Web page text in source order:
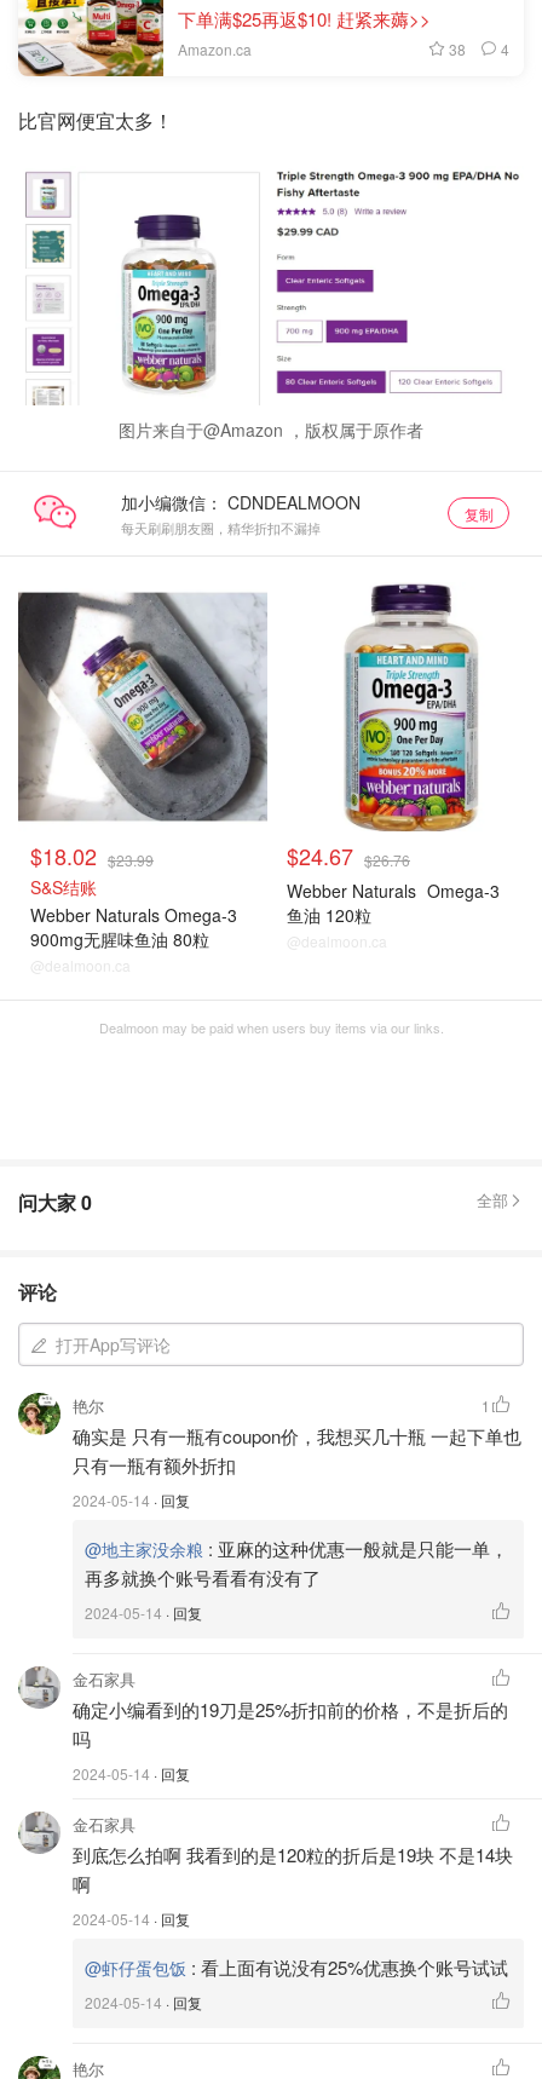
下单满$25再返$10! 赶紧来薅>>
Amazon.ca 38 4
比官网便宜太多！
图片来自于@Amazon ，版权属于原作者
加小编微信：
每天刷刷朋友圈，精华折扣不漏掉
复制
$18.02 $23.99
S&S结账
Webber Naturals Omega-3
900mg无腥味鱼油 80粒
@dealmoon.ca
$24.67 $26.76
Webber Naturals Omega-3
鱼油 120粒
@dealmoon.ca
Dealmoon may be paid when users buy items via our links.
问大家0 全部
评论
打开App写评论
艳尔
确实是 只有一瓶有coupon价，我想买几十瓶 一起下单也
只有一瓶有额外折扣
2024-05-14 · 回复
1
@地主家没余粮 : 亚麻的这种优惠一般就是只能一单，
再多就换个账号看看有没有了
2024-05-14 · 回复
金石家具
确定小编看到的19刀是25%折扣前的价格，不是折后的
吗
2024-05-14 · 回复
金石家具
到底怎么拍啊 我看到的是120粒的折后是19块 不是14块
啊
2024-05-14 · 回复
@虾仔蛋包饭 : 看上面有说没有25%优惠换个账号试试
2024-05-14 · 回复
艳尔